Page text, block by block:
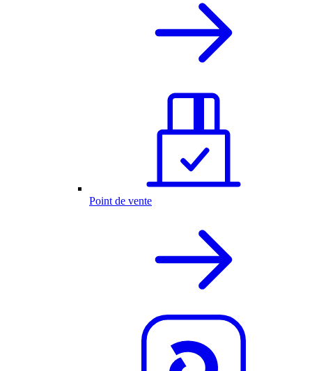
Point de vente